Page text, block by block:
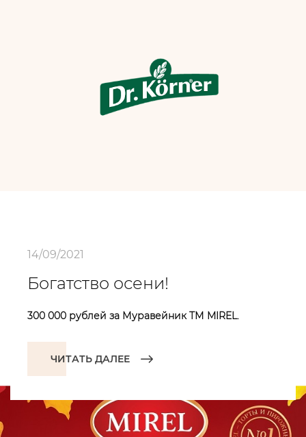
14/09/2021
Богатство осени!
300 000 рублей за Муравейник ТМ MIREL.
ЧИТАТЬ ДАЛЕЕ